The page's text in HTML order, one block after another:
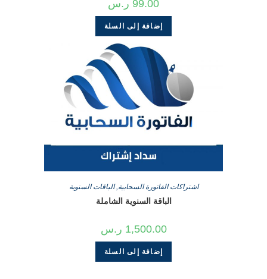
99.00 ر.س
إضافة إلى السلة
اشتراكات الفاتورة السحابية,الباقات السنوية
الباقة السنوية الشاملة
1,500.00 ر.س
إضافة إلى السلة